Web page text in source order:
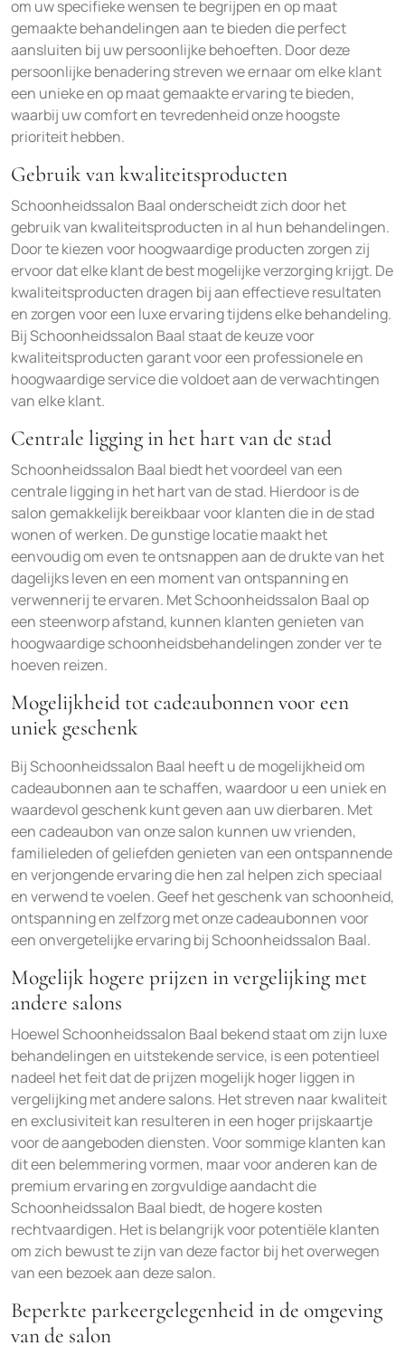
om uw specifieke wensen te begrijpen en op maat
gemaakte behandelingen aan te bieden die perfect
aansluiten bij uw persoonlijke behoeften. Door deze
persoonlijke benadering streven we ernaar om elke klant
een unieke en op maat gemaakte ervaring te bieden,
waarbij uw comfort en tevredenheid onze hoogste
prioriteit hebben.
Gebruik van kwaliteitsproducten
Schoonheidssalon Baal onderscheidt zich door het
gebruik van kwaliteitsproducten in al hun behandelingen.
Door te kiezen voor hoogwaardige producten zorgen zij
ervoor dat elke klant de best mogelijke verzorging krijgt. De
kwaliteitsproducten dragen bij aan effectieve resultaten
en zorgen voor een luxe ervaring tijdens elke behandeling.
Bij Schoonheidssalon Baal staat de keuze voor
kwaliteitsproducten garant voor een professionele en
hoogwaardige service die voldoet aan de verwachtingen
van elke klant.
Centrale ligging in het hart van de stad
Schoonheidssalon Baal biedt het voordeel van een
centrale ligging in het hart van de stad. Hierdoor is de
salon gemakkelijk bereikbaar voor klanten die in de stad
wonen of werken. De gunstige locatie maakt het
eenvoudig om even te ontsnappen aan de drukte van het
dagelijks leven en een moment van ontspanning en
verwennerij te ervaren. Met Schoonheidssalon Baal op
een steenworp afstand, kunnen klanten genieten van
hoogwaardige schoonheidsbehandelingen zonder ver te
hoeven reizen.
Mogelijkheid tot cadeaubonnen voor een
uniek geschenk
Bij Schoonheidssalon Baal heeft u de mogelijkheid om
cadeaubonnen aan te schaffen, waardoor u een uniek en
waardevol geschenk kunt geven aan uw dierbaren. Met
een cadeaubon van onze salon kunnen uw vrienden,
familieleden of geliefden genieten van een ontspannende
en verjongende ervaring die hen zal helpen zich speciaal
en verwend te voelen. Geef het geschenk van schoonheid,
ontspanning en zelfzorg met onze cadeaubonnen voor
een onvergetelijke ervaring bij Schoonheidssalon Baal.
Mogelijk hogere prijzen in vergelijking met
andere salons
Hoewel Schoonheidssalon Baal bekend staat om zijn luxe
behandelingen en uitstekende service, is een potentieel
nadeel het feit dat de prijzen mogelijk hoger liggen in
vergelijking met andere salons. Het streven naar kwaliteit
en exclusiviteit kan resulteren in een hoger prijskaartje
voor de aangeboden diensten. Voor sommige klanten kan
dit een belemmering vormen, maar voor anderen kan de
premium ervaring en zorgvuldige aandacht die
Schoonheidssalon Baal biedt, de hogere kosten
rechtvaardigen. Het is belangrijk voor potentiële klanten
om zich bewust te zijn van deze factor bij het overwegen
van een bezoek aan deze salon.
Beperkte parkeergelegenheid in de omgeving
van de salon